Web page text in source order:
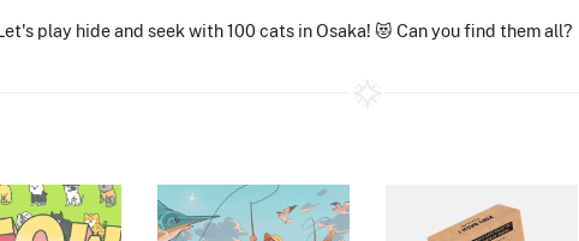
play hide and seek with 100 cats in Osaka! 😻 Can you find them all?